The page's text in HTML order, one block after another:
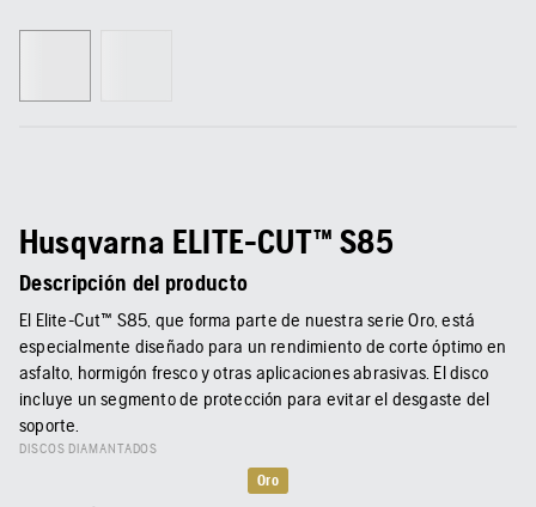
Husqvarna ELITE-CUT™ S85
Descripción del producto
El Elite-Cut™ S85, que forma parte de nuestra serie Oro, está
especialmente diseñado para un rendimiento de corte óptimo en
asfalto, hormigón fresco y otras aplicaciones abrasivas. El disco
incluye un segmento de protección para evitar el desgaste del
soporte.
DISCOS DIAMANTADOS
Oro